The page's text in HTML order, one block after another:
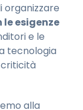
organizzare
le esigenze
e le
tecnologia
criticità
alla